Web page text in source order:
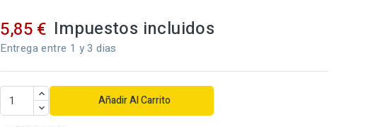
5,85 € Impuestos incluidos
Entrega entre 1 y 3 dias
Añadir Al Carrito